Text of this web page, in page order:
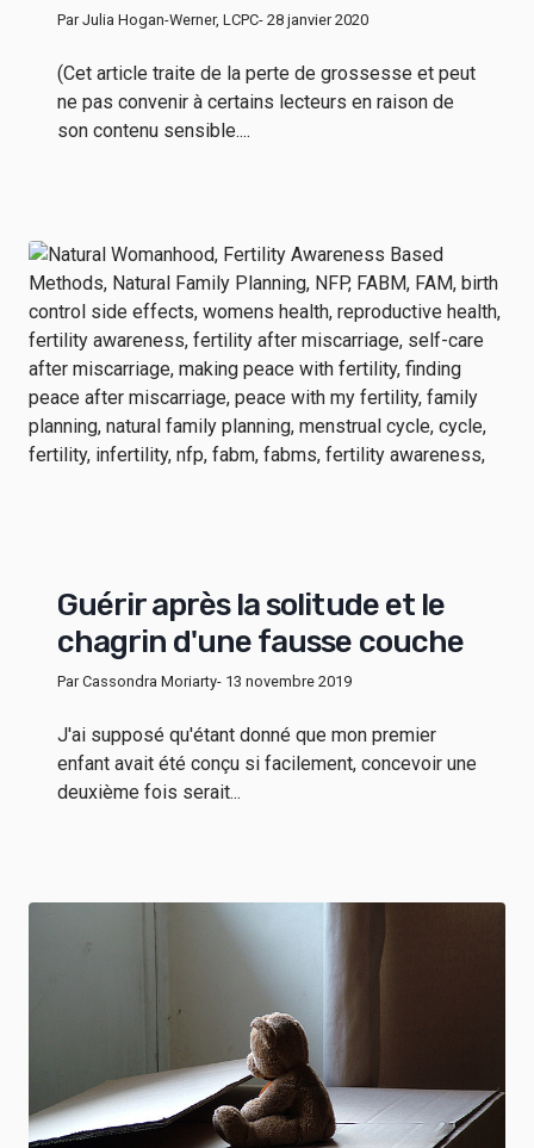
Par Julia Hogan-Werner, LCPC- 28 janvier 2020
(Cet article traite de la perte de grossesse et peut
ne pas convenir à certains lecteurs en raison de
son contenu sensible....
Guérir après la solitude et le
chagrin d'une fausse couche
Par Cassondra Moriarty- 13 novembre 2019
J'ai supposé qu'étant donné que mon premier
enfant avait été conçu si facilement, concevoir une
deuxième fois serait...